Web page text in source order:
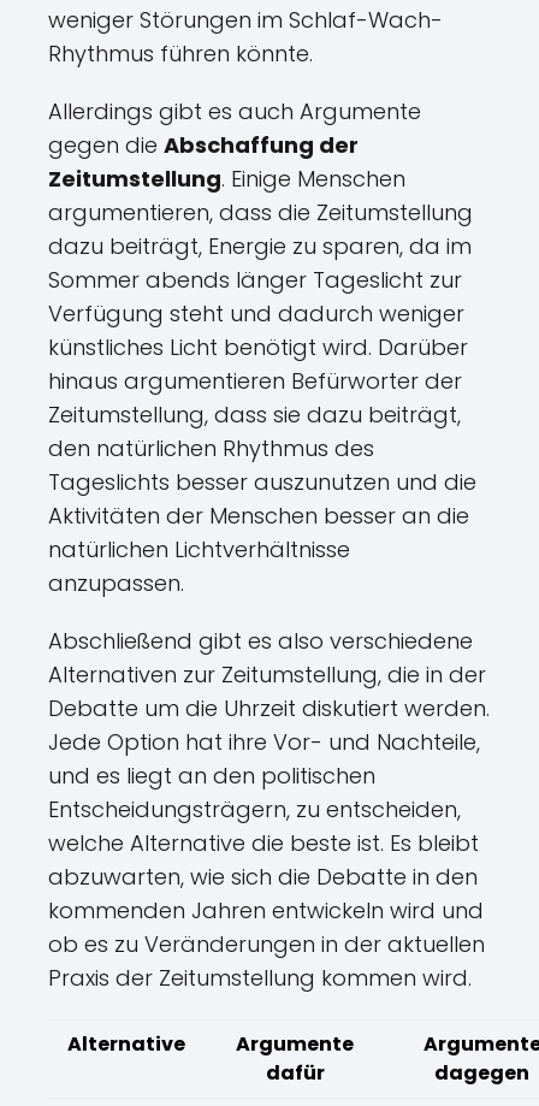
weniger Störungen im Schlaf-Wach-
Rhythmus führen könnte.
Allerdings gibt es auch Argumente
gegen die Abschaffung der
Zeitumstellung. Einige Menschen
argumentieren, dass die Zeitumstellung
dazu beiträgt, Energie zu sparen, da im
Sommer abends länger Tageslicht zur
Verfügung steht und dadurch weniger
künstliches Licht benötigt wird. Darüber
hinaus argumentieren Befürworter der
Zeitumstellung, dass sie dazu beiträgt,
den natürlichen Rhythmus des
Tageslichts besser auszunutzen und die
Aktivitäten der Menschen besser an die
natürlichen Lichtverhältnisse
anzupassen.
Abschließend gibt es also verschiedene
Alternativen zur Zeitumstellung, die in der
Debatte um die Uhrzeit diskutiert werden.
Jede Option hat ihre Vor- und Nachteile,
und es liegt an den politischen
Entscheidungsträgern, zu entscheiden,
welche Alternative die beste ist. Es bleibt
abzuwarten, wie sich die Debatte in den
kommenden Jahren entwickeln wird und
ob es zu Veränderungen in der aktuellen
Praxis der Zeitumstellung kommen wird.
Alternative
Argumente
dafür
dagegen